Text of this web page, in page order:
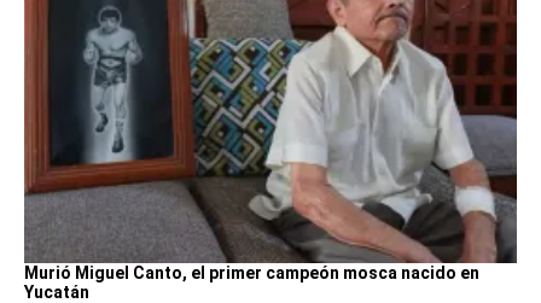
Murió Miguel Canto, el primer campeón mosca nacido en
Yucatán